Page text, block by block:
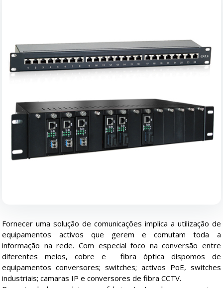
Fornecer uma solução de comunicações implica a utilização de
equipamentos activos que gerem e comutam toda a
informação na rede. Com especial foco na conversão entre
diferentes meios, cobre e fibra óptica dispomos de
equipamentos conversores; switches; activos PoE, switches
industriais; camaras IP e conversores de fibra CCTV.